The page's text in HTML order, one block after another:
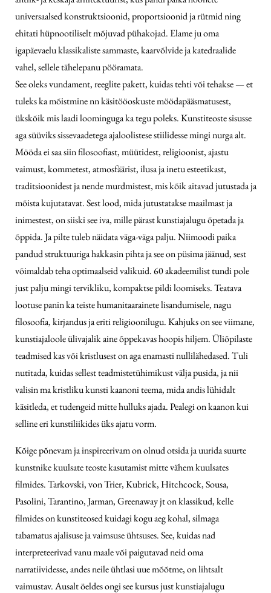
universaalsed konstruktsioonid, proportsioonid ja rütmid ning
ehitati hüpnootiliselt mõjuvad pühakojad. Elame ju oma
igapäevaelu klassikaliste sammaste, kaarvõlvide ja katedraalide
vahel, sellele tähelepanu pööramata.
See oleks vundament, reeglite pakett, kuidas tehti või tehakse — et
tuleks ka mõistmine nn käsitööoskuste möödapääsmatusest,
ükskõik mis laadi loominguga ka tegu poleks. Kunstiteoste sisusse
aga süüviks sissevaadetega ajaloolistese stiilidesse mingi nurga alt.
Mööda ei saa siin filosoofiast, müütidest, religioonist, ajastu
vaimust, kommetest, atmosfäärist, ilusa ja inetu esteetikast,
traditsioonidest ja nende murdmistest, mis kõik aitavad jutustada ja
mõista kujutatavat. Sest lood, mida jutustatakse maailmast ja
inimestest, on siiski see iva, mille pärast kunstiajalugu õpetada ja
õppida. Ja pilte tuleb näidata väga-väga palju. Niimoodi paika
pandud struktuuriga hakkasin pihta ja see on püsima jäänud, sest
võimaldab teha optimaalseid valikuid. 60 akadeemilist tundi pole
just palju mingi tervikliku, kompaktse pildi loomiseks. Teatava
lootuse panin ka teiste humanitaarainete lisandumisele, nagu
filosoofia, kirjandus ja eriti religioonilugu. Kahjuks on see viimane,
kunstiajaloole ülivajalik aineõppekavas hoopis hiljem. Üliõpilaste
teadmised kas või kristlusest on aga enamasti nullilähedased. Tuli
nutitada, kuidas sellest teadmistetühimikust välja pusida, ja nii
valisin ma kristliku kunsti kaanoni teema, mida andis lühidalt
käsitleda, et tudengeid mitte hulluks ajada. Pealegi on kaanon kui
selline eri kunstiliikides üks ajatu vorm.
Kõige põnevam ja inspireerivam on olnud otsida ja uurida suurte
kunstnike kuulsate teoste kasutamist mitte vähem kuulsates
filmides. Tarkovski, von Trier, Kubrick, Hitchcock, Sousa,
Pasolini, Tarantino, Jarman, Greenaway jt on klassikud, kelle
filmides on kunstiteosed kuidagi kogu aeg kohal, silmaga
tabamatus ajalisuse ja vaimsuse ühtsuses. See, kuidas nad
interpreteerivad vanu maale või paigutavad neid oma
narratiividesse, andes neile ühtlasi uue mõõtme, on lihtsalt
vaimustav. Ausalt öeldes ongi see kursus just kunstiajalugu